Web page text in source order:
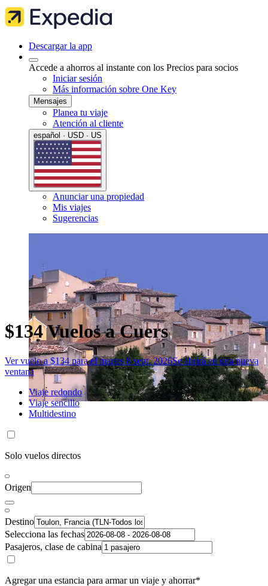
Descargar la app
Accede a ahorros al instante con los Precios para socios
Iniciar sesión
Más información sobre One Key
Mensajes
Planea tu viaje
Atención al cliente
español · USD · US
Anunciar una propiedad
Mis viajes
Sugerencias
$134 Vuelos a Cuers
Ver vuelo a $134 para el martes 8 sept. 2026Se abrirá en una nueva
ventana
Viaje redondo
Viaje sencillo
Multidestino
Solo vuelos directos
Origen
Destino
Selecciona las fechas
Pasajeros, clase de cabina
Agregar una estancia para armar un viaje y ahorrar*